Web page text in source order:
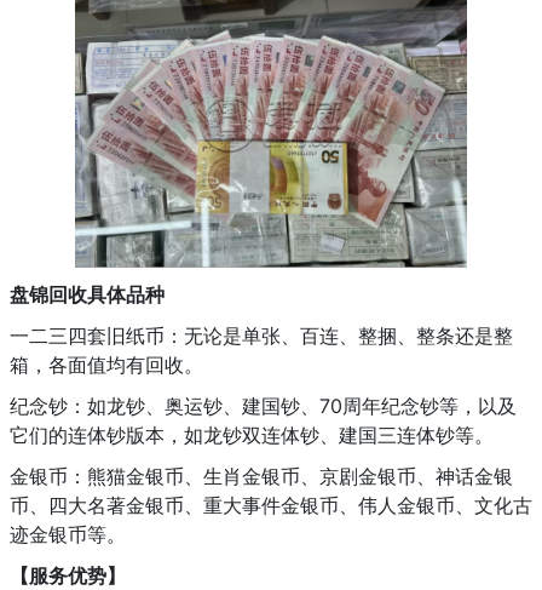
盘锦回收具体品种
一二三四套旧纸币：无论是单张、百连、整捆、整条还是整
箱，各面值均有回收。
纪念钞：如龙钞、奥运钞、建国钞、70周年纪念钞等，以及
它们的连体钞版本，如龙钞双连体钞、建国三连体钞等。
金银币：熊猫金银币、生肖金银币、京剧金银币、神话金银
币、四大名著金银币、重大事件金银币、伟人金银币、文化古
迹金银币等。
【服务优势】